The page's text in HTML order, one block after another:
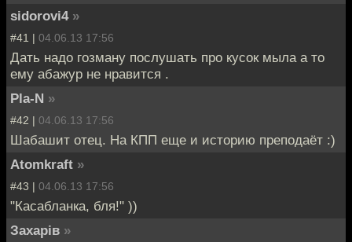
sidorovi4 »
#41 | 04.06.13 17:56
Дать надо гозману послушать про кусок мыла а то
ему абажур не нравится .
Pla-N »
#42 | 04.06.13 17:56
Шабашит отец. На КПП еще и историю преподаёт :)
Atomkraft »
#43 | 04.06.13 17:56
"Касабланка, бля!" ))
Захарiв »